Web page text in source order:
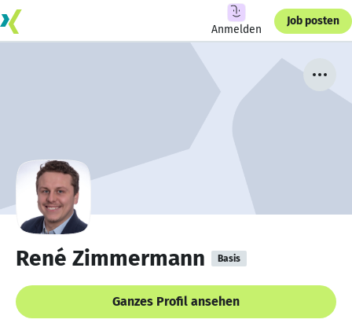
Anmelden
Job posten
René Zimmermann Basis
Ganzes Profil ansehen